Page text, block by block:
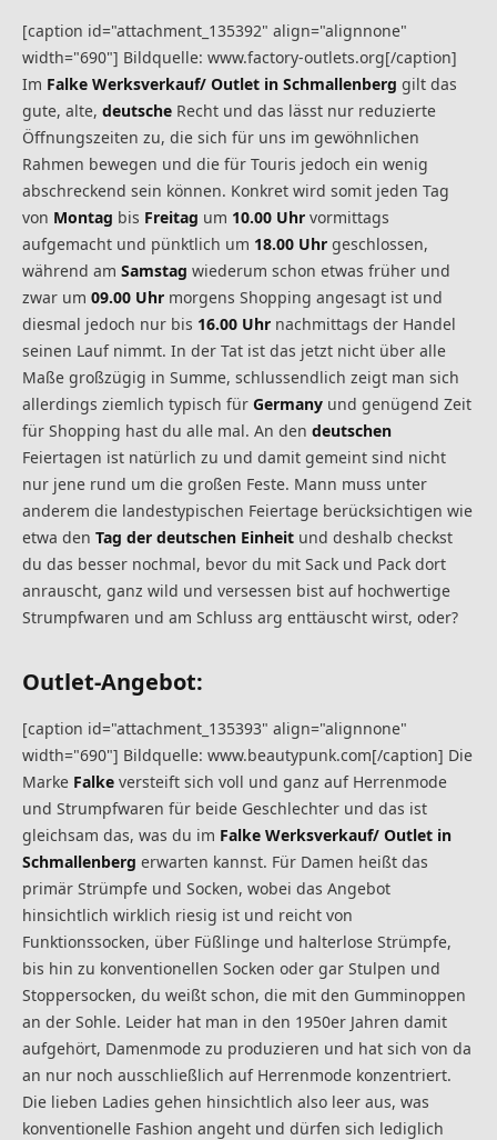
[caption id="attachment_135392" align="alignnone"
width="690"] Bildquelle: www.factory-outlets.org[/caption]
Im Falke Werksverkauf/ Outlet in Schmallenberg gilt das
gute, alte, deutsche Recht und das lässt nur reduzierte
Öffnungszeiten zu, die sich für uns im gewöhnlichen
Rahmen bewegen und die für Touris jedoch ein wenig
abschreckend sein können. Konkret wird somit jeden Tag
von Montag bis Freitag um 10.00 Uhr vormittags
aufgemacht und pünktlich um 18.00 Uhr geschlossen,
während am Samstag wiederum schon etwas früher und
zwar um 09.00 Uhr morgens Shopping angesagt ist und
diesmal jedoch nur bis 16.00 Uhr nachmittags der Handel
seinen Lauf nimmt. In der Tat ist das jetzt nicht über alle
Maße großzügig in Summe, schlussendlich zeigt man sich
allerdings ziemlich typisch für Germany und genügend Zeit
für Shopping hast du alle mal. An den deutschen
Feiertagen ist natürlich zu und damit gemeint sind nicht
nur jene rund um die großen Feste. Mann muss unter
anderem die landestypischen Feiertage berücksichtigen wie
etwa den Tag der deutschen Einheit und deshalb checkst
du das besser nochmal, bevor du mit Sack und Pack dort
anrauscht, ganz wild und versessen bist auf hochwertige
Strumpfwaren und am Schluss arg enttäuscht wirst, oder?
Outlet-Angebot:
[caption id="attachment_135393" align="alignnone"
width="690"] Bildquelle: www.beautypunk.com[/caption] Die
Marke Falke versteift sich voll und ganz auf Herrenmode
und Strumpfwaren für beide Geschlechter und das ist
gleichsam das, was du im Falke Werksverkauf/ Outlet in
Schmallenberg erwarten kannst. Für Damen heißt das
primär Strümpfe und Socken, wobei das Angebot
hinsichtlich wirklich riesig ist und reicht von
Funktionssocken, über Füßlinge und halterlose Strümpfe,
bis hin zu konventionellen Socken oder gar Stulpen und
Stoppersocken, du weißt schon, die mit den Gumminoppen
an der Sohle. Leider hat man in den 1950er Jahren damit
aufgehört, Damenmode zu produzieren und hat sich von da
an nur noch ausschließlich auf Herrenmode konzentriert.
Die lieben Ladies gehen hinsichtlich also leer aus, was
konventionelle Fashion angeht und dürfen sich lediglich